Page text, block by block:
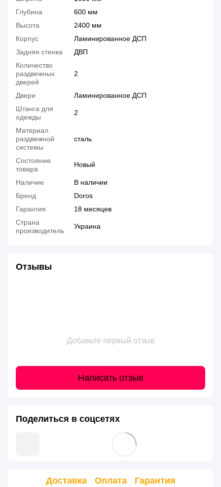
Глубина
600 мм
Высота
2400 мм
Корпус
Ламинированное ДСП
Задняя стенка
ДВП
Количество
раздвежных
дверей
2
Двери
Ламинированное ДСП
Штанга для
одежды
2
Материал
раздвежной
системы
сталь
Состояние
товара
Новый
Наличие
В наличии
Бренд
Doros
Гарантия
18 месяцев
Страна
производитель
Украина
Отзывы
Добавьте первый отзыв
Написать отзыв
Поделиться в соцсетях
Доставка Оплата Гарантия